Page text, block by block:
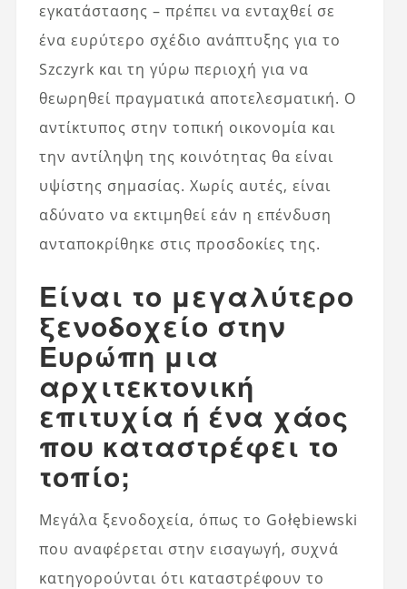
εγκατάστασης – πρέπει να ενταχθεί σε
ένα ευρύτερο σχέδιο ανάπτυξης για το
Szczyrk και τη γύρω περιοχή για να
θεωρηθεί πραγματικά αποτελεσματική. Ο
αντίκτυπος στην τοπική οικονομία και
την αντίληψη της κοινότητας θα είναι
υψίστης σημασίας. Χωρίς αυτές, είναι
αδύνατο να εκτιμηθεί εάν η επένδυση
ανταποκρίθηκε στις προσδοκίες της.
Είναι το μεγαλύτερο
ξενοδοχείο στην
Ευρώπη μια
αρχιτεκτονική
επιτυχία ή ένα χάος
που καταστρέφει το
τοπίο;
Μεγάλα ξενοδοχεία, όπως το Gołębiewski
που αναφέρεται στην εισαγωγή, συχνά
κατηγορούνται ότι καταστρέφουν το